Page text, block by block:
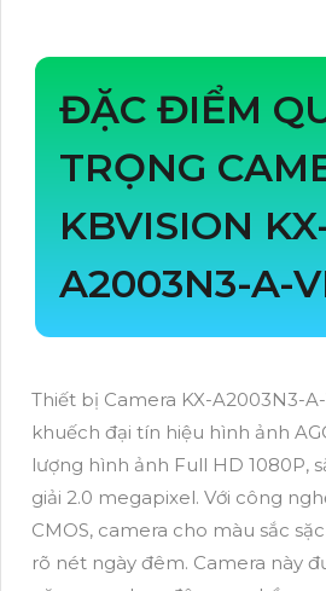
ĐẶC ĐIỂM
TRỌNG
KBVISION
A2003N3-A-
Thiết bị Camera KX-A2003N3-
khuếch đại tín hiệu hình ảnh
lượng hình ảnh Full HD 1080P,
giải 2.0 megapixel. Với công
CMOS, camera cho màu sắc
rõ nét ngày đêm. Camera này